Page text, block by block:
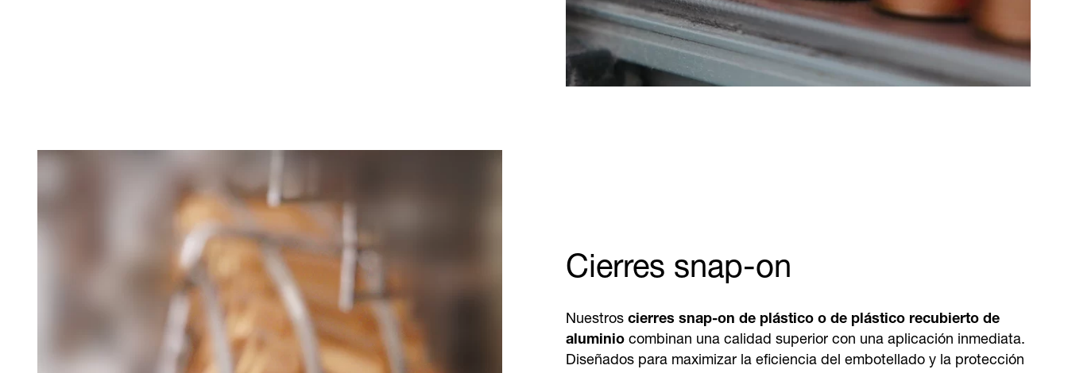
Cierres snap-on
Nuestros cierres snap-on de plástico o de plástico recubierto de
aluminio combinan una calidad superior con una aplicación inmediata.
Diseñados para maximizar la eficiencia del embotellado y la protección